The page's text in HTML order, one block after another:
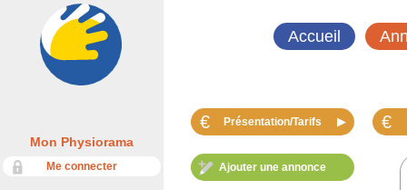
Mon Physiorama
Me connecter
Accueil
€ Présentation/Tarifs ▶ €
Ajouter une annonce